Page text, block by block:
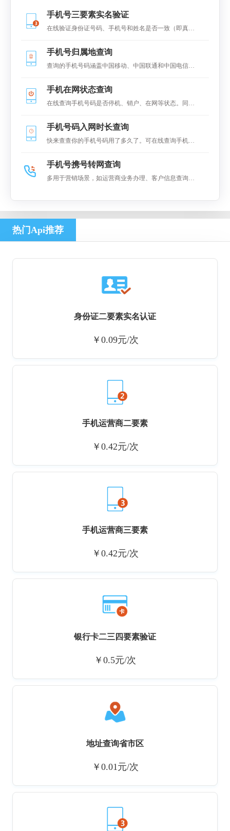
手机号三要素实名验证
在线验证身份证号码、手机号和姓名是否一致（即真
手机号归属地查询
查询的手机号码涵盖中国移动、中国联通和中国电信的
外，查询结果包括归属省份、归属城市和卡类型。
手机在网状态查询
在线查询手机号码是否停机、销户、在网等状态。同时
手机号码入网时长查询
快来查查你的手机号码用了多久了。可在线查询手机号
手机号携号转网查询
多用于营销场景，如运营商业务办理、客户信息查询、
热门Api推荐
身份证二要素实名认证
￥0.09元/次
手机运营商二要素
￥0.42元/次
手机运营商三要素
￥0.42元/次
银行卡二三四要素验证
￥0.5元/次
地址查询省市区
￥0.01元/次